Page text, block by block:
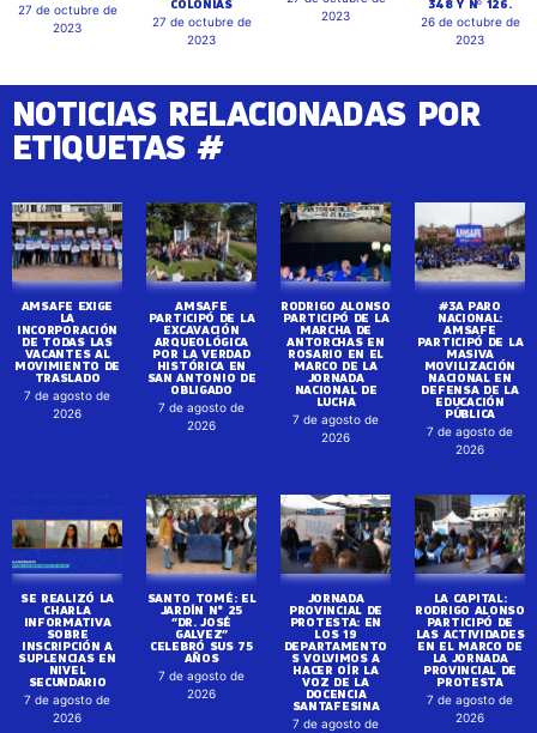
27 de octubre de
2023
COLONIAS
27 de octubre de
2023
2023
348 Y Nº 126.
26 de octubre de
2023
NOTICIAS RELACIONADAS POR
ETIQUETAS #
AMSAFE EXIGE
LA
INCORPORACIÓN
DE TODAS LAS
VACANTES AL
MOVIMIENTO DE
TRASLADO
7 de agosto de
2026
AMSAFE
PARTICIPÓ DE LA
EXCAVACIÓN
ARQUEOLÓGICA
POR LA VERDAD
HISTÓRICA EN
SAN ANTONIO DE
OBLIGADO
7 de agosto de
2026
RODRIGO ALONSO
PARTICIPÓ DE LA
MARCHA DE
ANTORCHAS EN
ROSARIO EN EL
MARCO DE LA
JORNADA
NACIONAL DE
LUCHA
7 de agosto de
2026
#3A PARO
NACIONAL:
AMSAFE
PARTICIPÓ DE LA
MASIVA
MOVILIZACIÓN
NACIONAL EN
DEFENSA DE LA
EDUCACIÓN
PÚBLICA
7 de agosto de
2026
SE REALIZÓ LA
CHARLA
INFORMATIVA
SOBRE
INSCRIPCIÓN A
SUPLENCIAS EN
NIVEL
SECUNDARIO
7 de agosto de
2026
SANTO TOMÉ: EL
JARDÍN N° 25
“DR. JOSÉ
GALVEZ”
CELEBRÓ SUS 75
AÑOS
7 de agosto de
2026
JORNADA
PROVINCIAL DE
PROTESTA: EN
LOS 19
DEPARTAMENTO
S VOLVIMOS A
HACER OÍR LA
VOZ DE LA
DOCENCIA
SANTAFESINA
7 de agosto de
LA CAPITAL:
RODRIGO ALONSO
PARTICIPÓ DE
LAS ACTIVIDADES
EN EL MARCO DE
LA JORNADA
PROVINCIAL DE
PROTESTA
7 de agosto de
2026